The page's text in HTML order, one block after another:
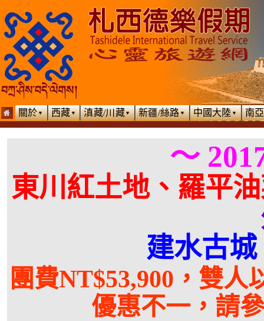
關於▼ 西藏▼ 滇藏/川藏▼ 新疆/絲路▼ 中國大陸▼ 南亞
～
東川紅土地、羅平
建水古
團費NT$53,900，雙
優惠不一，請